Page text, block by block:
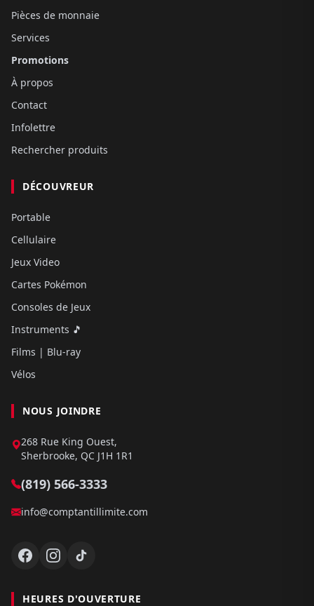
Pièces de monnaie
Services
Promotions
À propos
Contact
Infolettre
Rechercher produits
DÉCOUVREUR
Portable
Cellulaire
Jeux Video
Cartes Pokémon
Consoles de Jeux
Instruments 🎵
Films | Blu-ray
Vélos
NOUS JOINDRE
268 Rue King Ouest,
Sherbrooke, QC J1H 1R1
(819) 566-3333
info@comptantillimite.com
HEURES D'OUVERTURE